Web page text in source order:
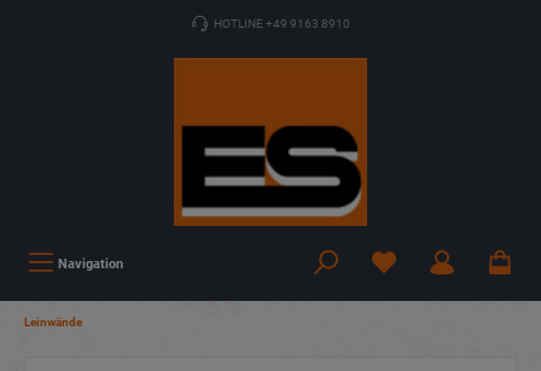
HOTLINE +49 9163 8910
Navigation
Leinwände